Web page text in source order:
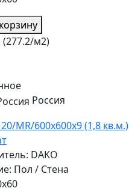
м2)
Россия
MR/600x600x9 (1,8 кв.м.)
DAKO
Пол / Стена